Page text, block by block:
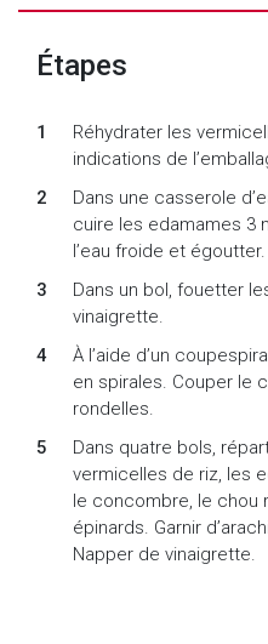
Étapes
Réhydrater les
indications de
Dans une casserole
cuire les edamames 3
l’eau froide et égoutter.
Dans un bol, fouetter
vinaigrette.
À l’aide d’un
en spirales. Couper le
rondelles.
Dans quatre bols,
vermicelles de riz, les
le concombre, le chou
épinards. Garnir
Napper de vinaigrette.